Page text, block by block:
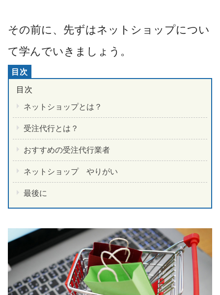
その前に、先ずはネットショップについ
て学んでいきましょう。
ネットショップとは？
受注代行とは？
おすすめの受注代行業者
ネットショップ やりがい
最後に